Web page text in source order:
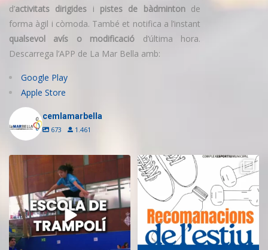
d’activitats dirigides i pistes de bàdmintonde
forma àgil i còmoda. També et notifica a l’instant
qualsevol avís o modificació d’última hora.
Descarrega l’APP de La Mar Bella amb:
Google Play
Apple Store
cemlamarbella
673 1.461
Inscriu-te a l’Escola de Trampolí
del CEM
11 0
Aquest estiu, continua movent-te
i cuidant-te! ...
5 0